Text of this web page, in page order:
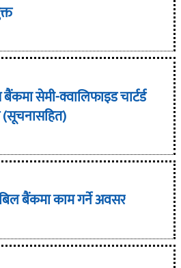
सेमी-क्वालिफाइड चार्टर्ड
(सूचनासहित)
बैंकमा काम गर्ने अवसर